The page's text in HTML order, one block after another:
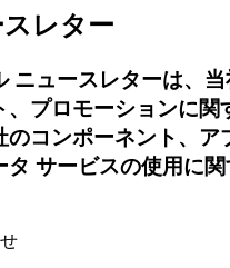
レター
ニュースレターは、
、プロモーションに関
のコンポーネント、ア
タ サービスの使用に